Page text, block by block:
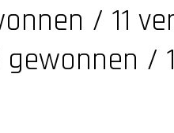
/ 11
gewonnen /